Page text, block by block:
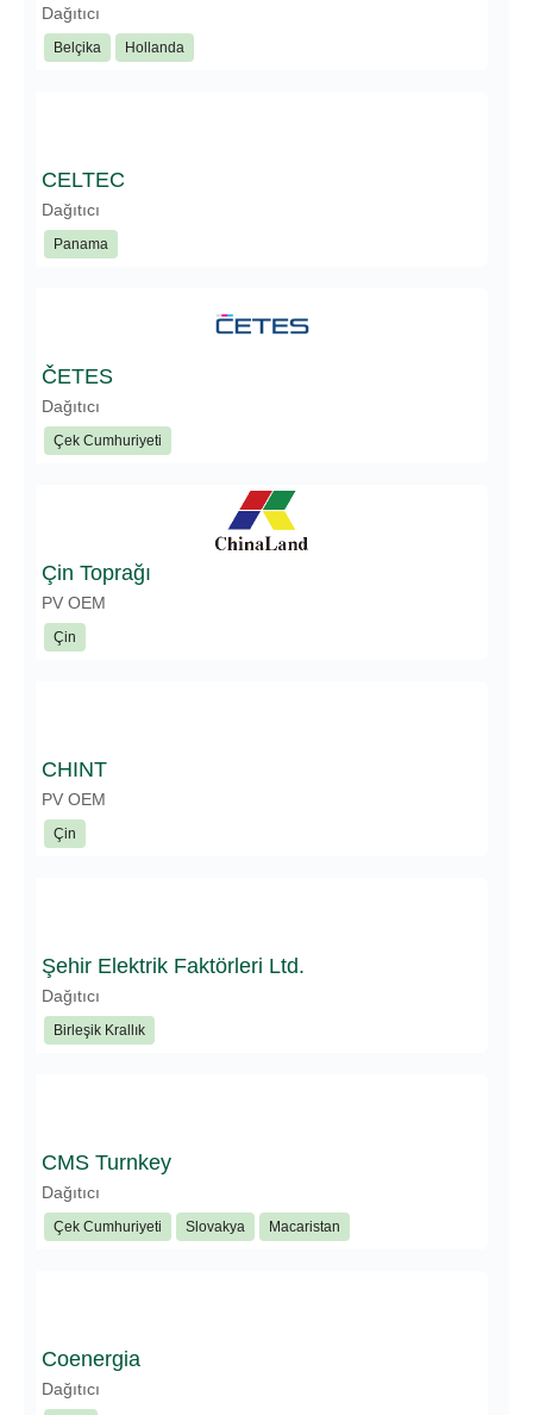
Dağıtıcı
Belçika Hollanda
CELTEC
Dağıtıcı
Panama
ČETES
Dağıtıcı
Çek Cumhuriyeti
Çin Toprağı
PV OEM
Çin
CHINT
PV OEM
Çin
Şehir Elektrik Faktörleri Ltd.
Dağıtıcı
Birleşik Krallık
CMS Turnkey
Dağıtıcı
Çek Cumhuriyeti Slovakya Macaristan
Coenergia
Dağıtıcı